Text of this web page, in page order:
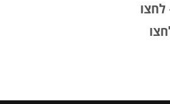
לחצו
חצו